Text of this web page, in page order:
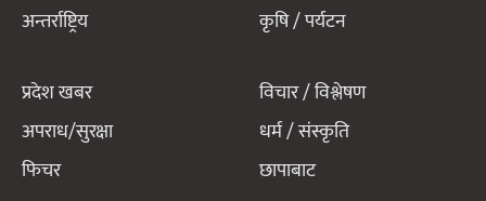
अन्तर्राष्ट्रिय
कृषि / पर्यटन
प्रदेश खबर
अपराध/सुरक्षा
फिचर
विचार / विश्लेषण
धर्म / संस्कृति
छापाबाट